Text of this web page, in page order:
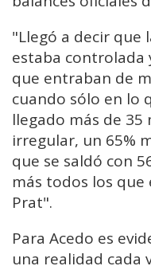
"Llegó a decir que
estaba controlada
que entraban de
cuando sólo en lo
llegado más de
irregular, un 65%
que se saldó con
más todos los
Prat".
Para Acedo es
una realidad cada